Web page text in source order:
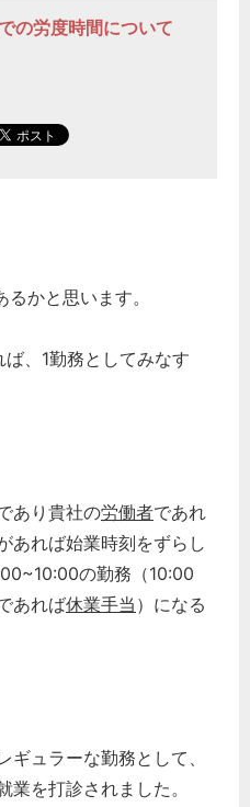
の労度時間について
かと思います。
ば、1勤務としてみなす
あり貴社の労働者であれ
あれば始業時刻をずらし
の勤務（10:00
あれば休業手当 ）になる
ギュラーな勤務として、
業を打診されました。